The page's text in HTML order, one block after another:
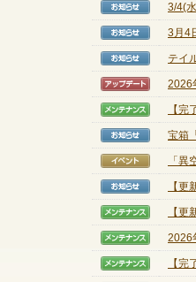
【お
3/4(
【お
3月4
【お
テイ
【ア
2026
【メ
【
【お
宝箱
【イ
「
【お
【
【メ
【
【メ
2026
【メ
【